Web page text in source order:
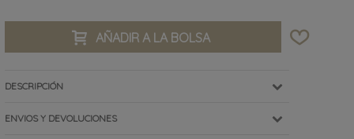
AÑADIR A LA BOLSA
DESCRIPCIÓN
ENVIOS Y DEVOLUCIONES